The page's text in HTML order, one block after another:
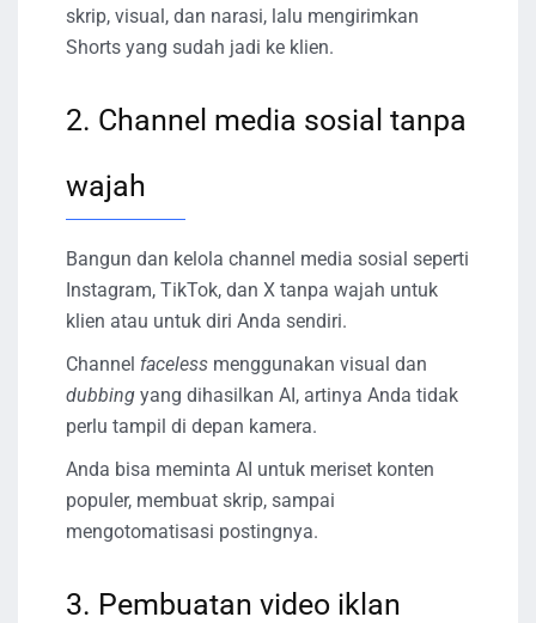
skrip, visual, dan narasi, lalu mengirimkan
Shorts yang sudah jadi ke klien.
2. Channel media sosial tanpa
wajah
Bangun dan kelola channel media sosial seperti
Instagram, TikTok, dan X tanpa wajah untuk
klien atau untuk diri Anda sendiri.
Channel faceless menggunakan visual dan
dubbing yang dihasilkan AI, artinya Anda tidak
perlu tampil di depan kamera.
Anda bisa meminta AI untuk meriset konten
populer, membuat skrip, sampai
mengotomatisasi postingnya.
3. Pembuatan video iklan